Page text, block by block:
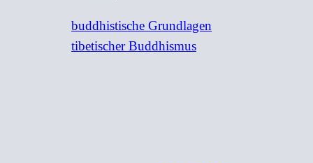
buddhistische Grundlagen
tibetischer Buddhismus